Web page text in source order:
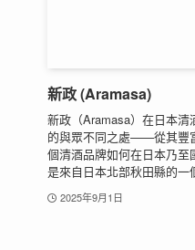
新政 (Aramasa)
新政（Aramasa）在日本
的與眾不同之處——從其豐
個清酒品牌如何在日本乃
是來自日本北部秋田縣的
2025年9月1日